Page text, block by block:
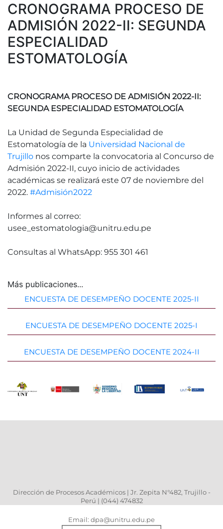
CRONOGRAMA PROCESO DE
ADMISIÓN 2022-II: SEGUNDA
ESPECIALIDAD
ESTOMATOLOGÍA
CRONOGRAMA PROCESO DE ADMISIÓN 2022-II:
SEGUNDA ESPECIALIDAD ESTOMATOLOGÍA
La Unidad de Segunda Especialidad de
Estomatología de la Universidad Nacional de
Trujillo nos comparte la convocatoria al Concurso de
Admisión 2022-II, cuyo inicio de actividades
académicas se realizará este 07 de noviembre del
2022. #Admisión2022
Informes al correo:
usee_estomatologia@unitru.edu.pe
Consultas al WhatsApp: 955 301 461
Más publicaciones...
ENCUESTA DE DESEMPEÑO DOCENTE 2025-II
ENCUESTA DE DESEMPEÑO DOCENTE 2025-I
ENCUESTA DE DESEMPEÑO DOCENTE 2024-II
Dirección de Procesos Académicos | Jr. Zepita N°482, Trujillo -
Perú | (044) 474832
Email: dpa@unitru.edu.pe